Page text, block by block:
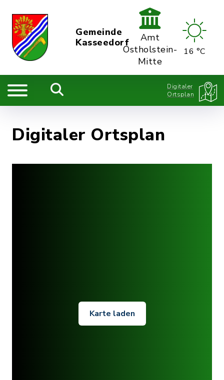
Gemeinde
Kasseedorf
Amt
Ostholstein-
Mitte
16 °C
Digitaler
Ortsplan
Digitaler Ortsplan
Karte laden